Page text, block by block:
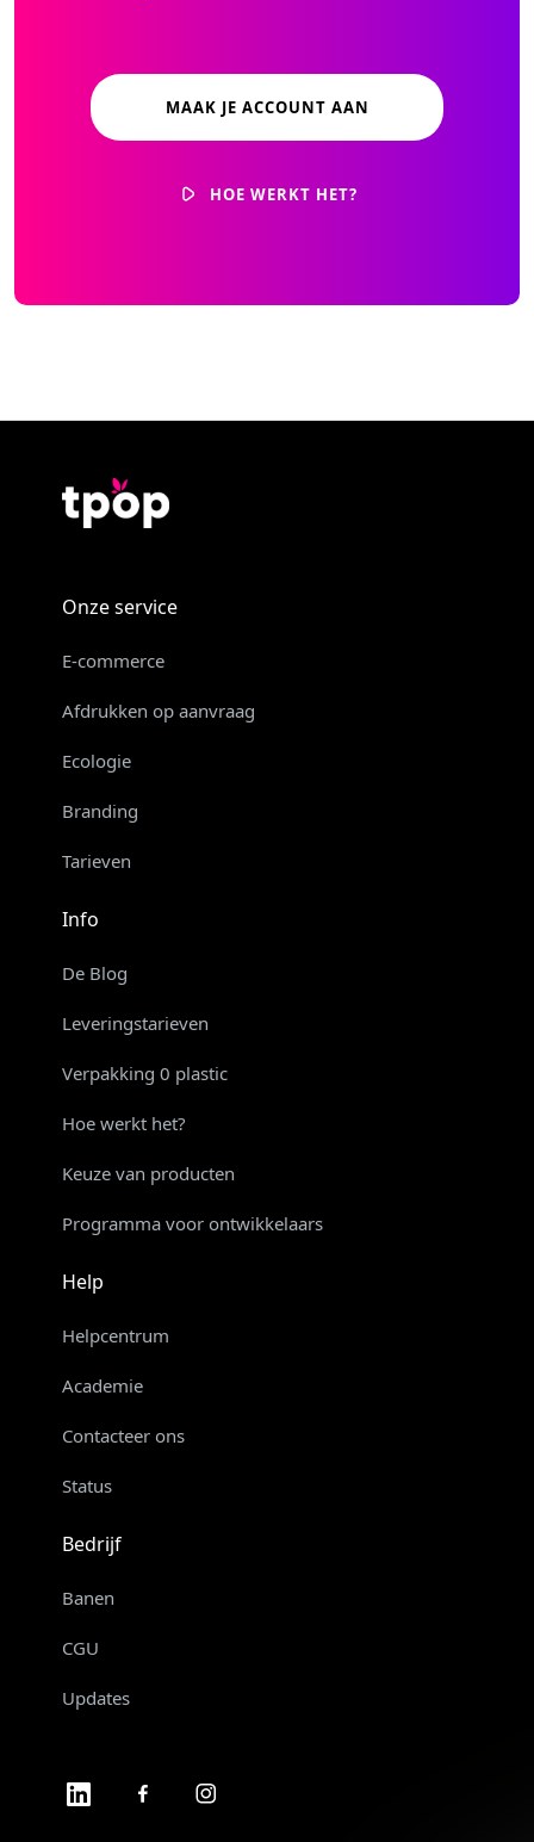
MAAK JE ACCOUNT AAN
HOE WERKT HET?
Onze service
E-commerce
Afdrukken op aanvraag
Ecologie
Branding
Tarieven
Info
De Blog
Leveringstarieven
Verpakking 0 plastic
Hoe werkt het?
Keuze van producten
Programma voor ontwikkelaars
Help
Helpcentrum
Academie
Contacteer ons
Status
Bedrijf
Banen
CGU
Updates